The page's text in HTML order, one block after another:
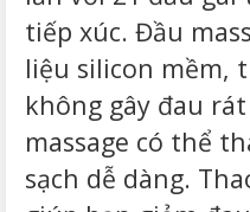
tiếp xúc. Đầu
liệu silicon mềm,
không gây đau
massage có thể
sạch dễ dàng.